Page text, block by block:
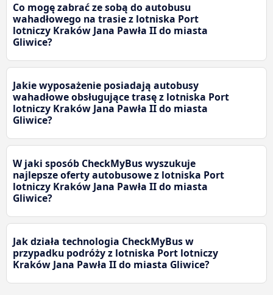
Co mogę zabrać ze sobą do autobusu
wahadłowego na trasie z lotniska Port
lotniczy Kraków Jana Pawła II do miasta
Gliwice?
Jakie wyposażenie posiadają autobusy
wahadłowe obsługujące trasę z lotniska Port
lotniczy Kraków Jana Pawła II do miasta
Gliwice?
W jaki sposób CheckMyBus wyszukuje
najlepsze oferty autobusowe z lotniska Port
lotniczy Kraków Jana Pawła II do miasta
Gliwice?
Jak działa technologia CheckMyBus w
przypadku podróży z lotniska Port lotniczy
Kraków Jana Pawła II do miasta Gliwice?